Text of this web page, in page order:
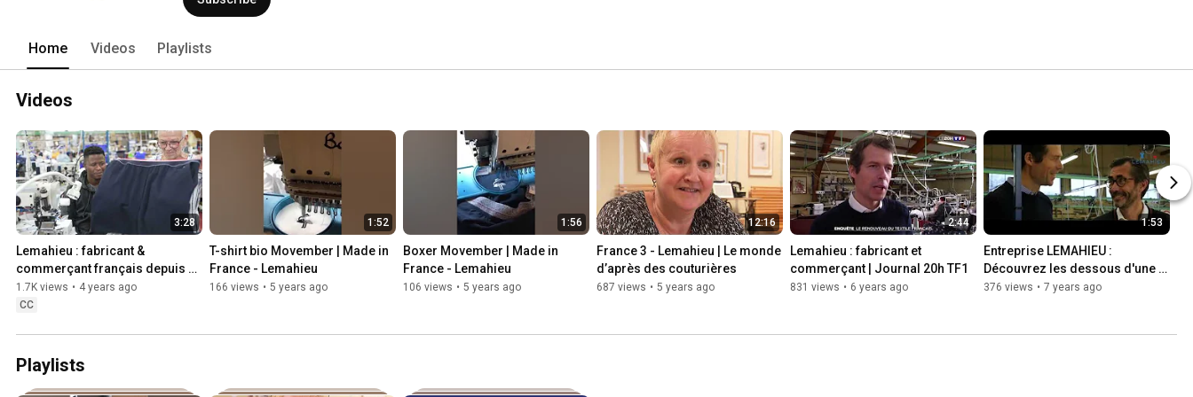
Home Videos Playlists
Videos
3:28
Lemahieu : fabricant &
commerçant français depuis
1947
1.7K views • 4 years ago
CC
1:52
T-shirt bio Movember | Made in
France - Lemahieu
166 views • 5 years ago
1:56
Boxer Movember | Made in
France - Lemahieu
106 views • 5 years ago
12:16
France 3 - Lemahieu | Le monde
d’après des couturières
687 views • 5 years ago
2:44
Lemahieu : fabricant et
commerçant | Journal 20h TF1
831 views • 6 years ago
1:53
Entreprise LEMAHIEU :
Découvrez les dessous d'une
réussite régionale.
376 views • 7 years ago
Playlists